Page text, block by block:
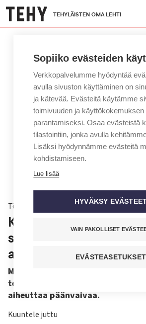
Hyppää
pääsisältöön
TEHYLÄISTEN OMA LEHTI
Töissä
Kertakäyttöisyys löi läpi
sairaaloissa – ”Nyt
askel taaksepäin”
Materiaalien lajittelu lisääntyy
terveydenhuollossa, mutta
aiheuttaa päänvaivaa.
Kuuntele juttu
Sopiiko evästeiden
Verkkopalvelumme hyödyntää
avulla sivuston käyttäminen on
ja kätevää. Evästeitä käytämme
toimivuuden ja käyttökokemuksen
parantamiseksi. Osaa evästeistä
tilastointiin, jonka avulla
Lisäksi hyödynnämme evästeitä
kohdistamiseen.
Lue lisää
HYVÄKSY
VAIN PAKOLLISET
EVÄSTEASETUKSET